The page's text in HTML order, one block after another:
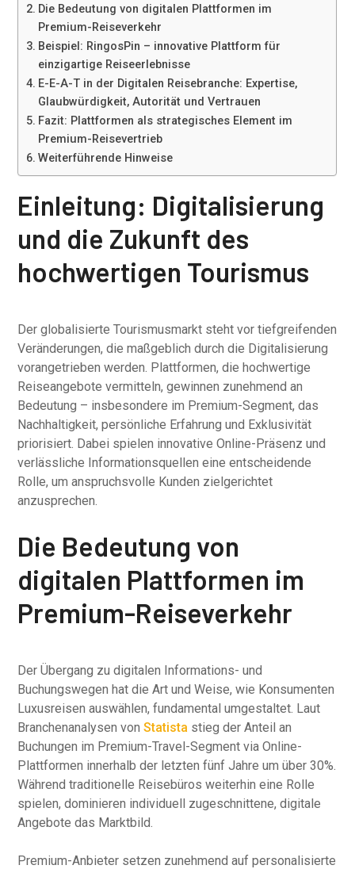
Die Bedeutung von digitalen Plattformen im
Premium-Reiseverkehr
Beispiel: RingosPin – innovative Plattform für
einzigartige Reiseerlebnisse
E-E-A-T in der Digitalen Reisebranche: Expertise,
Glaubwürdigkeit, Autorität und Vertrauen
Fazit: Plattformen als strategisches Element im
Premium-Reisevertrieb
Weiterführende Hinweise
Einleitung: Digitalisierung
und die Zukunft des
hochwertigen Tourismus
Der globalisierte Tourismusmarkt steht vor tiefgreifenden
Veränderungen, die maßgeblich durch die Digitalisierung
vorangetrieben werden. Plattformen, die hochwertige
Reiseangebote vermitteln, gewinnen zunehmend an
Bedeutung – insbesondere im Premium-Segment, das
Nachhaltigkeit, persönliche Erfahrung und Exklusivität
priorisiert. Dabei spielen innovative Online-Präsenz und
verlässliche Informationsquellen eine entscheidende
Rolle, um anspruchsvolle Kunden zielgerichtet
anzusprechen.
Die Bedeutung von
digitalen Plattformen im
Premium-Reiseverkehr
Der Übergang zu digitalen Informations- und
Buchungswegen hat die Art und Weise, wie Konsumenten
Luxusreisen auswählen, fundamental umgestaltet. Laut
Branchenanalysen vonStatista stieg der Anteil an
Buchungen im Premium-Travel-Segment via Online-
Plattformen innerhalb der letzten fünf Jahre um über 30%.
Während traditionelle Reisebüros weiterhin eine Rolle
spielen, dominieren individuell zugeschnittene, digitale
Angebote das Marktbild.
Premium-Anbieter setzen zunehmend auf personalisierte